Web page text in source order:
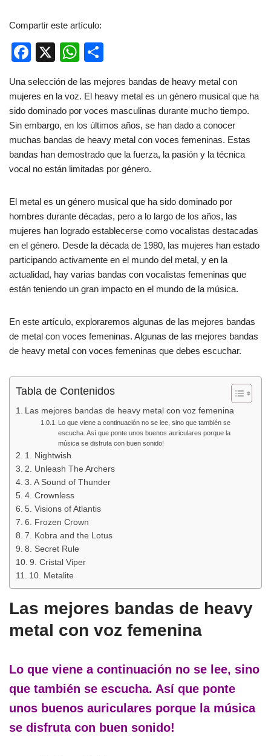
Compartir este artículo:
F
c
e
b
o
o
X
W
at
s
A
p
p
m
p
ar
tir
Una selección de las mejores bandas de heavy metal con
mujeres en la voz. El heavy metal es un género musical que ha
sido dominado por voces masculinas durante mucho tiempo.
Sin embargo, en los últimos años, se han dado a conocer
muchas bandas de heavy metal con voces femeninas. Estas
bandas han demostrado que la fuerza, la pasión y la técnica
vocal no están limitadas por género.
El metal es un género musical que ha sido dominado por
hombres durante décadas, pero a lo largo de los años, las
mujeres han logrado establecerse como vocalistas destacadas
en el género. Desde la década de 1980, las mujeres han estado
participando activamente en el mundo del metal, y en la
actualidad, hay varias bandas con vocalistas femeninas que
están teniendo un gran impacto en el mundo de la música.
En este artículo, exploraremos algunas de las mejores bandas
de metal con voces femeninas. Algunas de las mejores bandas
de heavy metal con voces femeninas que debes escuchar.
Tabla de Contenidos
Las mejores bandas de heavy metal con voz femenina
Lo que viene a continuación no se lee, sino que también se
escucha. Así que ponte unos buenos auriculares porque la
música se disfruta con buen sonido!
1. Nightwish
2. Unleash The Archers
3. A Sound of Thunder
4. Crownless
5. Visions of Atlantis
6. Frozen Crown
7. Kobra and the Lotus
8. Secret Rule
9. Cristal Viper
10. Metalite
Las mejores bandas de heavy
metal con voz femenina
Lo que viene a continuación no se lee, sino
que también se escucha. Así que ponte
unos buenos auriculares porque la música
se disfruta con buen sonido!